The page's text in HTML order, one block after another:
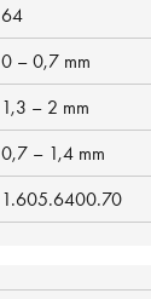
64
0 – 0,7 mm
1,3 – 2 mm
0,7 – 1,4 mm
1.605.6400.70